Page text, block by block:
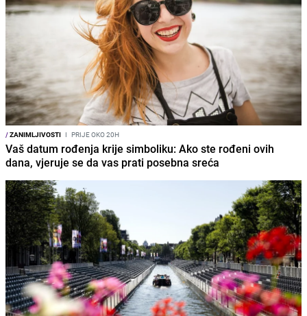
/ZANIMLJIVOSTI I PRIJE OKO 20H
Vaš datum rođenja krije simboliku: Ako ste rođeni ovih
dana, vjeruje se da vas prati posebna sreća